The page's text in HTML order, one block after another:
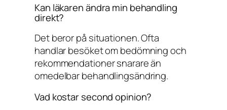
Kan läkaren ändra min behandling
direkt?
Det beror på situationen. Ofta
handlar besöket om bedömning och
rekommendationer snarare än
omedelbar behandlingsändring.
Vad kostar second opinion?